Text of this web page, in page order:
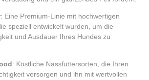
: Eine Premium-Linie mit hochwertigen
speziell entwickelt wurden, um die
und Ausdauer Ihres Hundes zu
: Köstliche Nassfuttersorten, die Ihren
versorgen und ihn mit wertvollen